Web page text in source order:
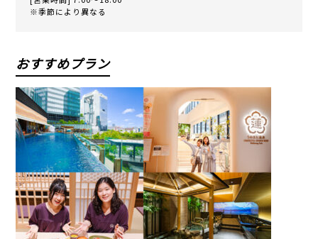
※季節により異なる
おすすめプラン